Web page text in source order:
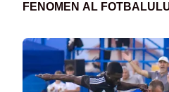
FENOMEN AL